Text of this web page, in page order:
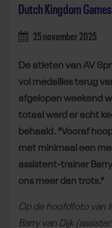
Dutch Kingdom
25 november 2025
De atleten van AV
vol medailles terug
afgelopen weekend
totaal werd er acht
behaald. “Vooraf
met minimaal een
assistent-trainer
ons meer dan trots.”
Op de hoofdfoto van
Barry van Dijk